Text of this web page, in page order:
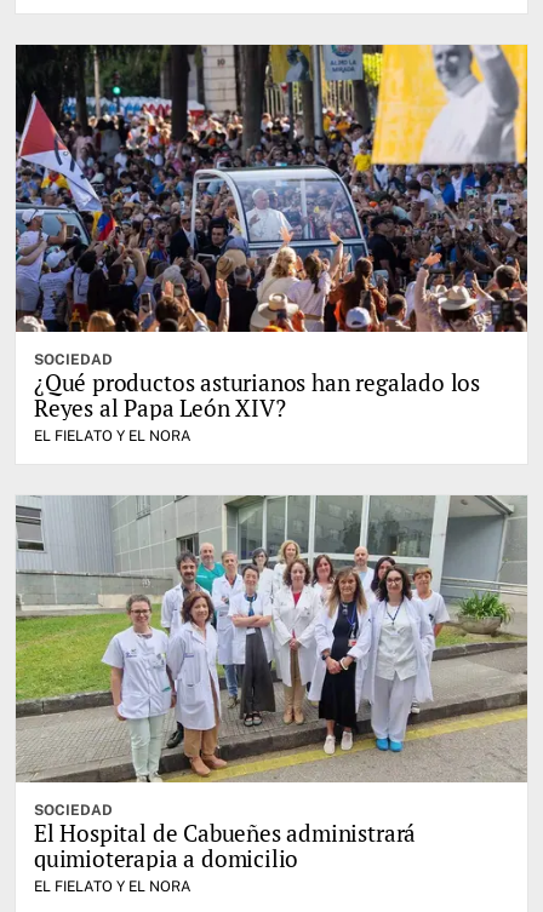
SOCIEDAD
¿Qué productos asturianos han regalado los
Reyes al Papa León XIV?
EL FIELATO Y EL NORA
SOCIEDAD
El Hospital de Cabueñes administrará
quimioterapia a domicilio
EL FIELATO Y EL NORA